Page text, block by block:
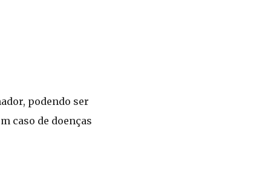
podendo ser
caso de doenças